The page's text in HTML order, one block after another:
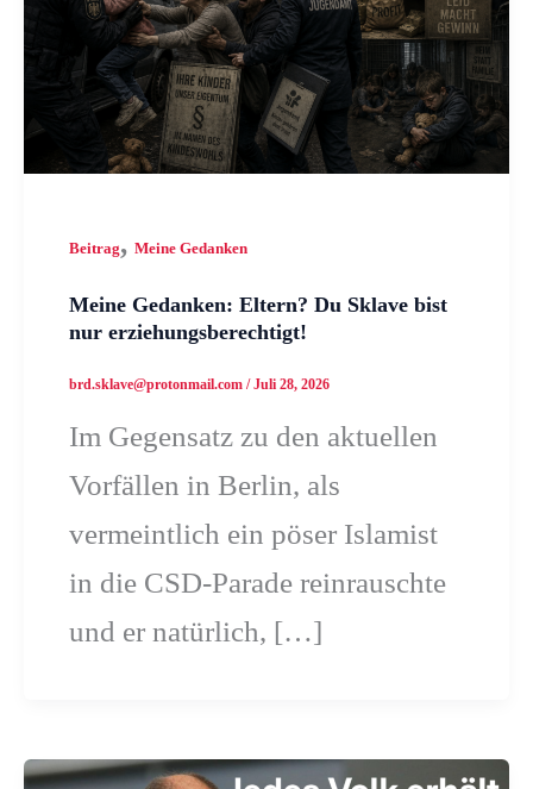
Beitrag, Meine Gedanken
Meine Gedanken: Eltern? Du Sklave bist
nur erziehungsberechtigt!
brd.sklave@protonmail.com /Juli 28, 2026
Im Gegensatz zu den aktuellen
Vorfällen in Berlin, als
vermeintlich ein pöser Islamist
in die CSD-Parade reinrauschte
und er natürlich, […]